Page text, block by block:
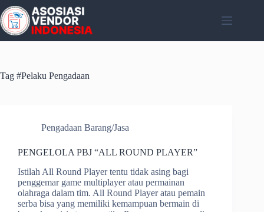
Skip
to
content
Tag #Pelaku Pengadaan
Pengadaan Barang/Jasa
PENGELOLA PBJ “ALL ROUND PLAYER”
Istilah All Round Player tentu tidak asing bagi
penggemar game multiplayer atau permainan
olahraga dalam tim. All Round Player atau pemain
serba bisa yang memiliki kemampuan bermain di